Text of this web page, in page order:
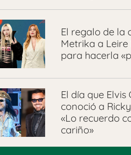
El regalo de la
Metrika a
para hacerla
El día que Elvis
conoció a
«Lo recuerdo
cariño»